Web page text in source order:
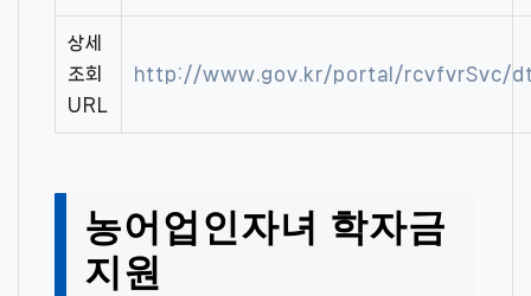
상세
조회
URL
http://www.gov.kr/portal/rcvfvrSvc/
농어업인자녀 학자금
지원